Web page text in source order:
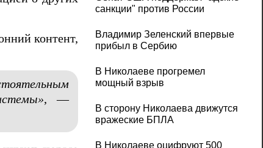
контент,
, —
санкции" против России
Владимир Зеленский впервые
прибыл в Сербию
В Николаеве прогремел
мощный взрыв
В сторону Николаева движутся
вражеские БПЛА
В Николаеве оцифруют 500